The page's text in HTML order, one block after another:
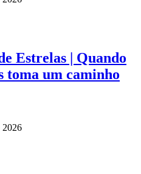
Estrelas | Quando
toma um caminho
2026